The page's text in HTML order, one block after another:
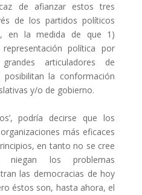
de afianzar estos tres
de los partidos políticos
en la medida de que 1)
política por
articuladores de
la conformación
y/o de gobierno.
podría decirse que los
más eficaces
en tanto no se cree
los problemas
las democracias de hoy
éstos son, hasta ahora, el